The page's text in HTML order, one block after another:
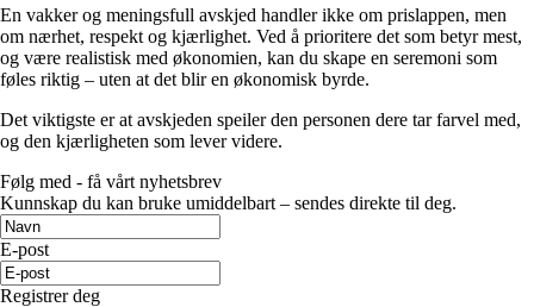
En vakker og meningsfull avskjed handler ikke om prislappen, men
om nærhet, respekt og kjærlighet. Ved å prioritere det som betyr mest,
og være realistisk med økonomien, kan du skape en seremoni som
føles riktig – uten at det blir en økonomisk byrde.
Det viktigste er at avskjeden speiler den personen dere tar farvel med,
og den kjærligheten som lever videre.
Følg med - få vårt nyhetsbrev
Kunnskap du kan bruke umiddelbart – sendes direkte til deg.
E-post
Registrer deg